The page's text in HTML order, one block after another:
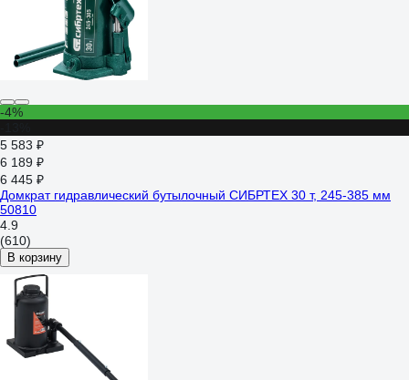
-4%
5 583 ₽
6 189 ₽
6 445 ₽
Домкрат гидравлический бутылочный СИБРТЕХ 30 т, 245-385 мм
50810
4.9
(610)
В корзину